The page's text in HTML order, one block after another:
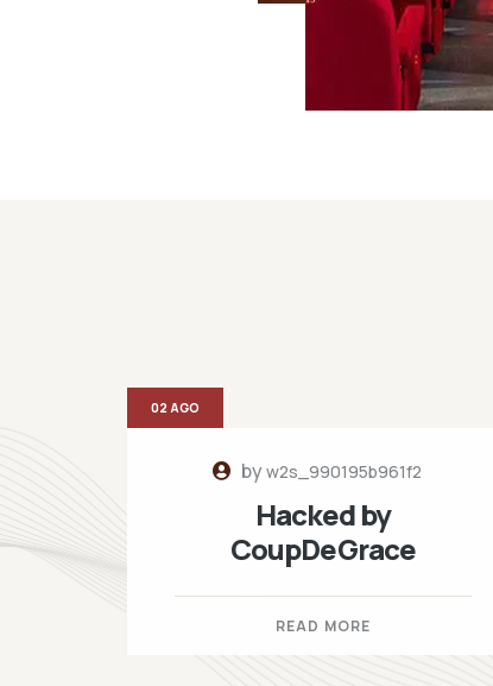
byw2s_990195b961f2
Hacked by
CoupDeGrace
READ MORE
02 AGO